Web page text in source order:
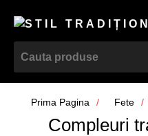
Prima Pagina Fete
Compleuri